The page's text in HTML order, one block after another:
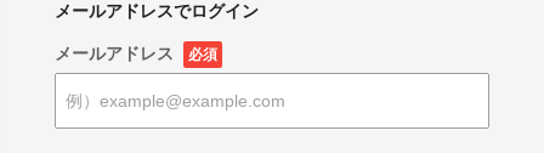
メールアドレスでログイン
メールアドレス 必須